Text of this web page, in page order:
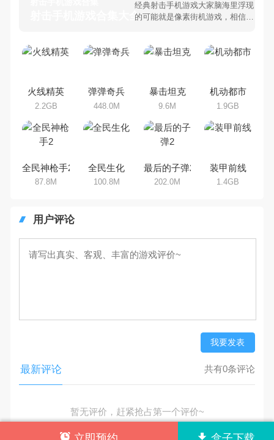
射击手机游戏合集大全 >
经典射击手机游戏大家脑海里浮现
的可能就是像素街机游戏，相信很
击手机游戏有哪些呢？游戏今天，
集，欢迎大家前来选择下载体验
火线精英
2.2GB
弹弹奇兵
448.0M
暴击坦克
9.6M
机动都市
1.9GB
全民神枪手2
87.8M
全民生化
100.8M
最后的子弹2
202.0M
装甲前线
1.4GB
用户评论
我要发表
最新评论 共有0条评论
暂无评价，赶紧抢占第一个评价~